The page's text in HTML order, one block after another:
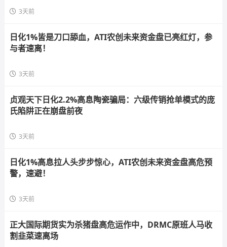
3天前
日化1%皆是刀口舔血，ATI农创未来资金盘已亮红灯，参
与者速离！
3天前
贞观天下日化2.2%高息陶瓷骗局：六级传销抢单模式的庞
氏陷阱正在崩盘前夜
3天前
日化1%高息拉人头步步惊心，ATI农创未来资金盘高危预
警，速避！
3天前
正大国际期货实为杀猪盘高危运作中，DRMC原班人马收
割韭菜速离场